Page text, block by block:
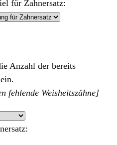
für Zahnersatz:
Anzahl der bereits
fehlende Weisheitszähne]